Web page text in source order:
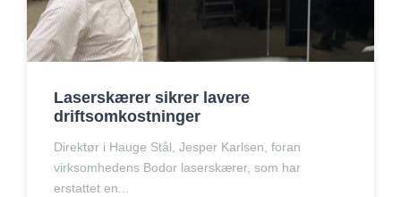
Laserskærer sikrer lavere
driftsomkostninger
Direktør i Hauge Stål, Jesper Karlsen, foran
virksomhedens Bodor laserskærer, som har
erstattet en...